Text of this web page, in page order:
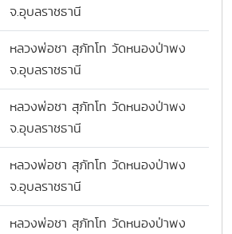
จ.อุบลราชธานี
หลวงพ่อชา สุภัทโท วัดหนองป่าพง
จ.อุบลราชธานี
หลวงพ่อชา สุภัทโท วัดหนองป่าพง
จ.อุบลราชธานี
หลวงพ่อชา สุภัทโท วัดหนองป่าพง
จ.อุบลราชธานี
หลวงพ่อชา สุภัทโท วัดหนองป่าพง